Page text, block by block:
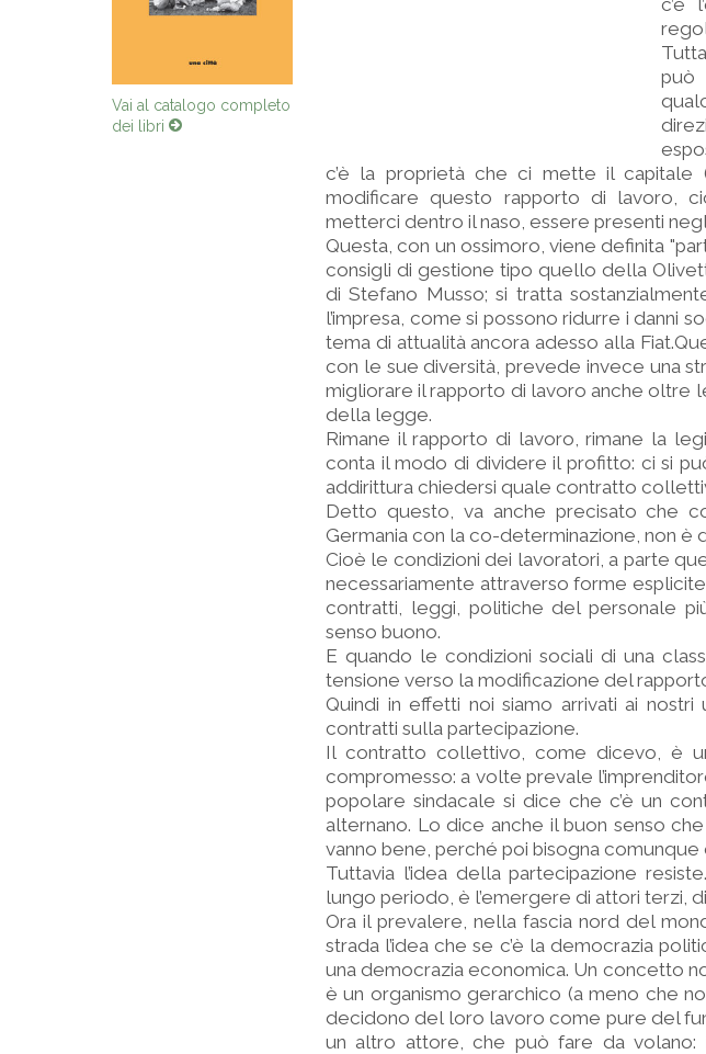
Vai al catalogo completo
dei libri
c’è
può
c’è la proprietà che ci mette il capitale
modificare questo rapporto di lavoro,
metterci dentro il naso, essere presenti
Questa, con un ossimoro, viene definita
consigli di gestione tipo quello della
di Stefano Musso; si tratta
l’impresa, come si possono ridurre i danni
tema di attualità ancora adesso alla
con le sue diversità, prevede invece una
migliorare il rapporto di lavoro anche oltre
della legge.
Rimane il rapporto di lavoro, rimane la
conta il modo di dividere il profitto: ci si
addirittura chiedersi quale contratto
Detto questo, va anche precisato che
Germania con la co-determinazione, non è
Cioè le condizioni dei lavoratori, a parte
necessariamente attraverso forme
contratti, leggi, politiche del personale
senso buono.
E quando le condizioni sociali di una
tensione verso la modificazione del
Quindi in effetti noi siamo arrivati ai
contratti sulla partecipazione.
Il contratto collettivo, come dicevo, è
compromesso: a volte prevale
popolare sindacale si dice che c’è un
alternano. Lo dice anche il buon senso
vanno bene, perché poi bisogna
Tuttavia l’idea della partecipazione
lungo periodo, è l’emergere di attori terzi,
Ora il prevalere, nella fascia nord del
strada l’idea che se c’è la democrazia
una democrazia economica. Un concetto
è un organismo gerarchico (a meno che
decidono del loro lavoro come pure del
un altro attore, che può fare da volano: